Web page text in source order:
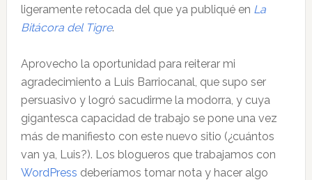
ligeramente retocada del que ya publiqué en La
Bitácora del Tigre.
Aprovecho la oportunidad para reiterar mi
agradecimiento a Luis Barriocanal, que supo ser
persuasivo y logró sacudirme la modorra, y cuya
gigantesca capacidad de trabajo se pone una vez
más de manifiesto con este nuevo sitio (¿cuántos
van ya, Luis?). Los blogueros que trabajamos con
WordPress deberíamos tomar nota y hacer algo